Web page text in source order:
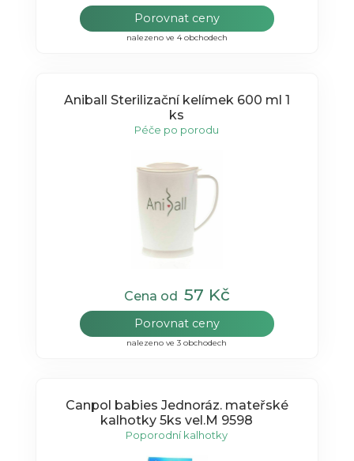
Porovnat ceny
nalezeno ve 4 obchodech
Aniball Sterilizační kelímek 600 ml 1
ks
Péče po porodu
Cena od 57 Kč
Porovnat ceny
nalezeno ve 3 obchodech
Canpol babies Jednoráz. mateřské
kalhotky 5ks vel.M 9598
Poporodní kalhotky